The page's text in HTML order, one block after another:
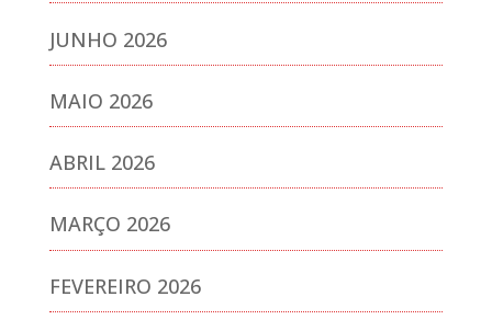
JUNHO 2026
MAIO 2026
ABRIL 2026
MARÇO 2026
FEVEREIRO 2026